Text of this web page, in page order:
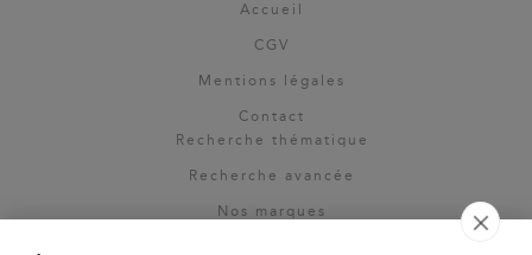
Accueil
CGV
Mentions légales
Contact
Recherche thématique
Recherche avancée
Nos marques